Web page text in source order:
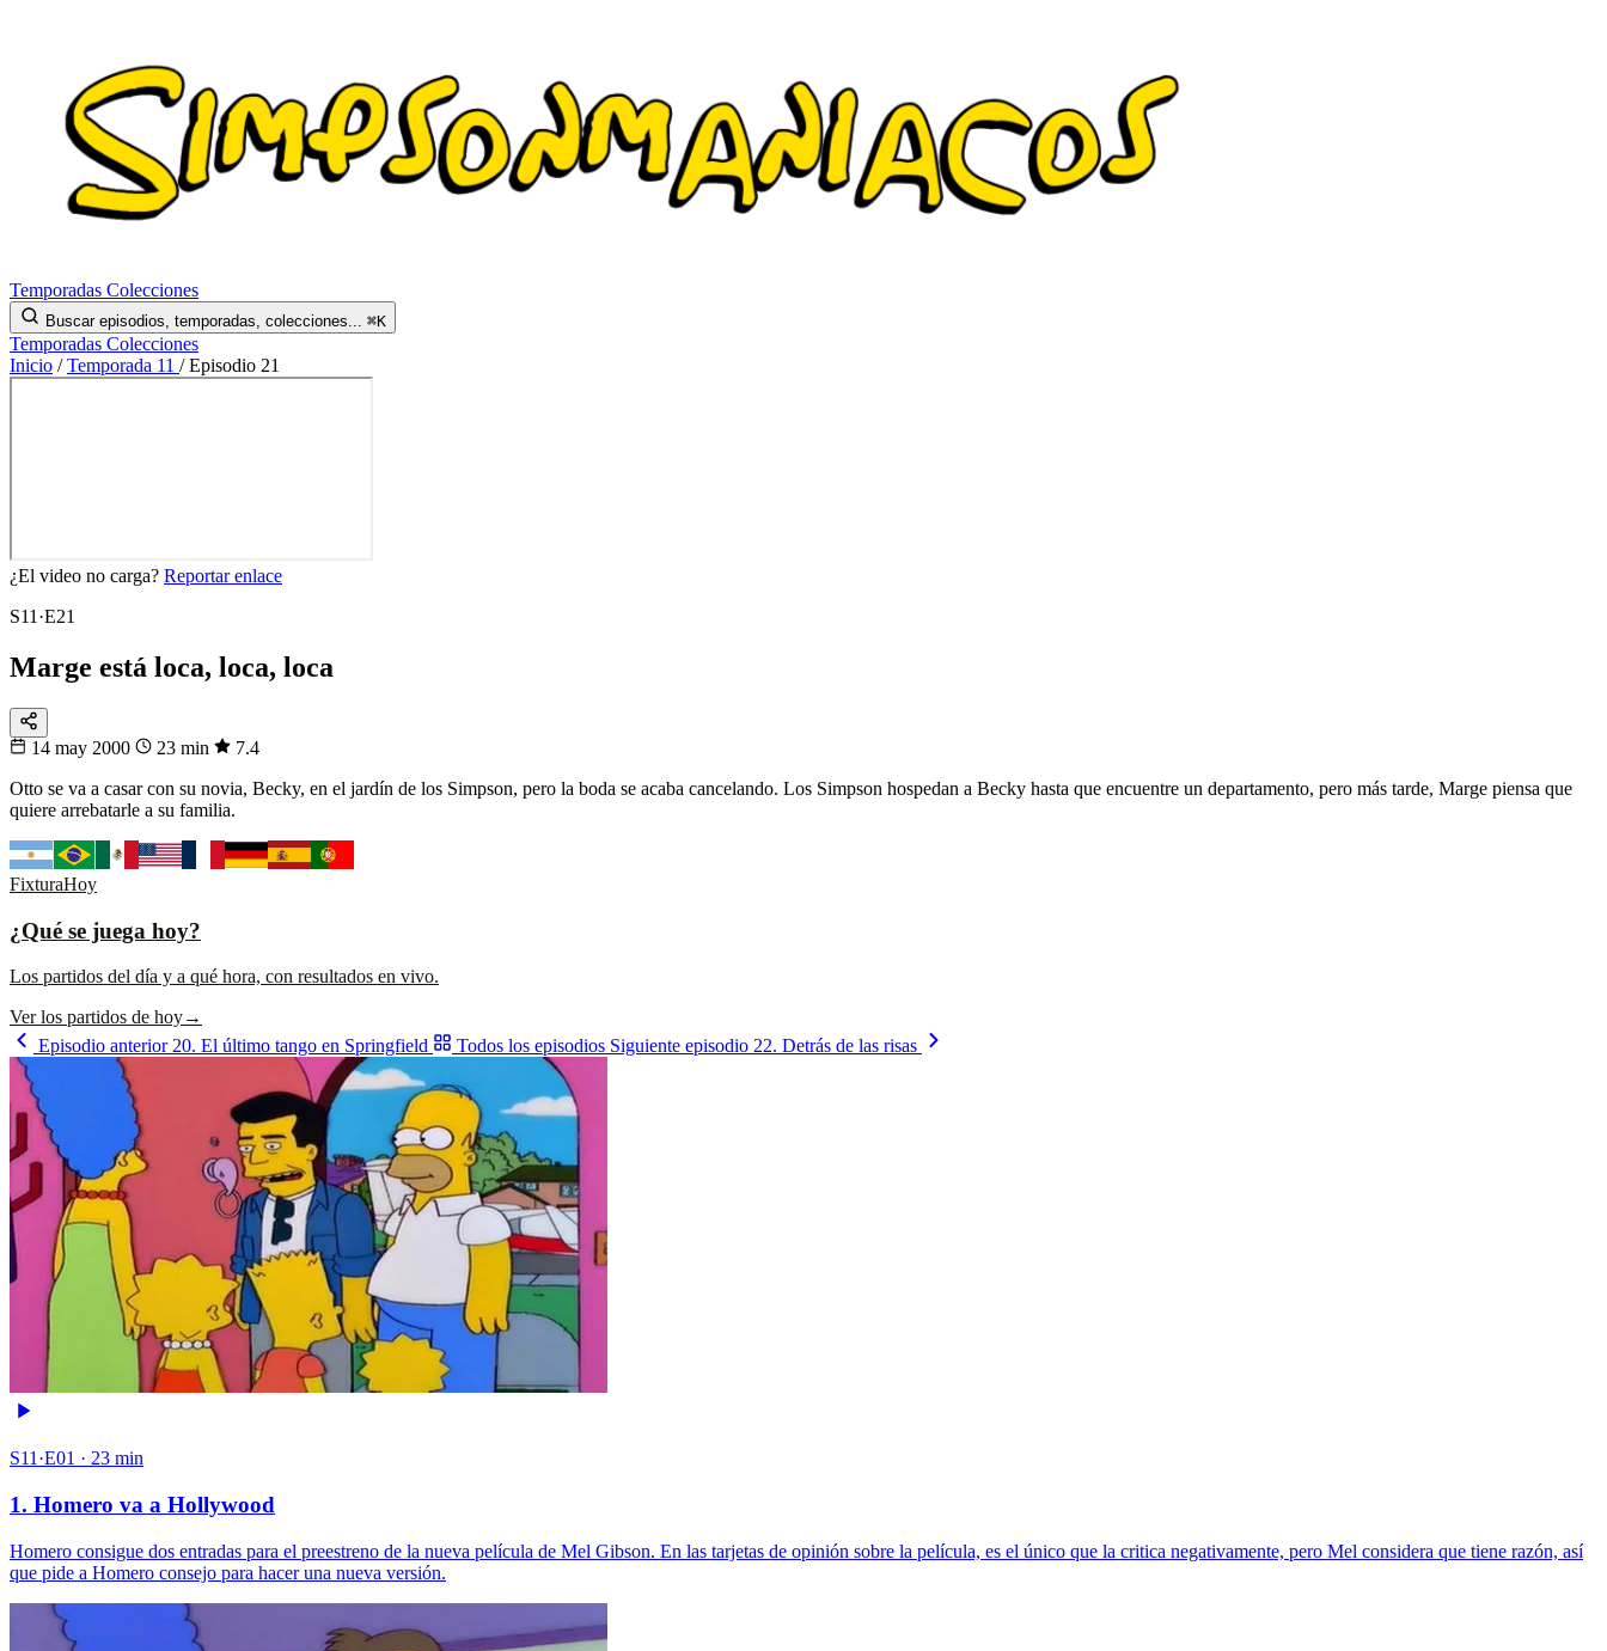
Temporadas Colecciones
Buscar episodios, temporadas, colecciones... ⌘K
Temporadas Colecciones
Inicio / Temporada 11 / Episodio 21
¿El video no carga? Reportar enlace
S11·E21
Marge está loca, loca, loca
14 may 2000 23 min
7.4
Otto se va a casar con su novia, Becky, en el jardín de los Simpson, pero la boda se acaba cancelando. Los Simpson hospedan a Becky hasta que encuentre un departamento, pero más tarde, Marge piensa que
quiere arrebatarle a su familia.
FixturaHoy
¿Qué se juega hoy?
Los partidos del día y a qué hora, con resultados en vivo.
Ver los partidos de hoy→
Episodio anterior 20. El último tango en Springfield Todos los episodios Siguiente episodio 22. Detrás de las risas
S11·E01 · 23 min
1. Homero va a Hollywood
Homero consigue dos entradas para el preestreno de la nueva película de Mel Gibson. En las tarjetas de opinión sobre la película, es el único que la critica negativamente, pero Mel considera que tiene razón, así
que pide a Homero consejo para hacer una nueva versión.